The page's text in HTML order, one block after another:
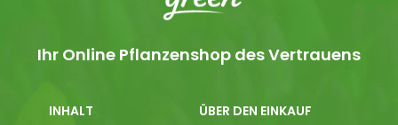
Ihr Online Pflanzenshop des Vertrauens
INHALT ÜBER DEN EINKAUF